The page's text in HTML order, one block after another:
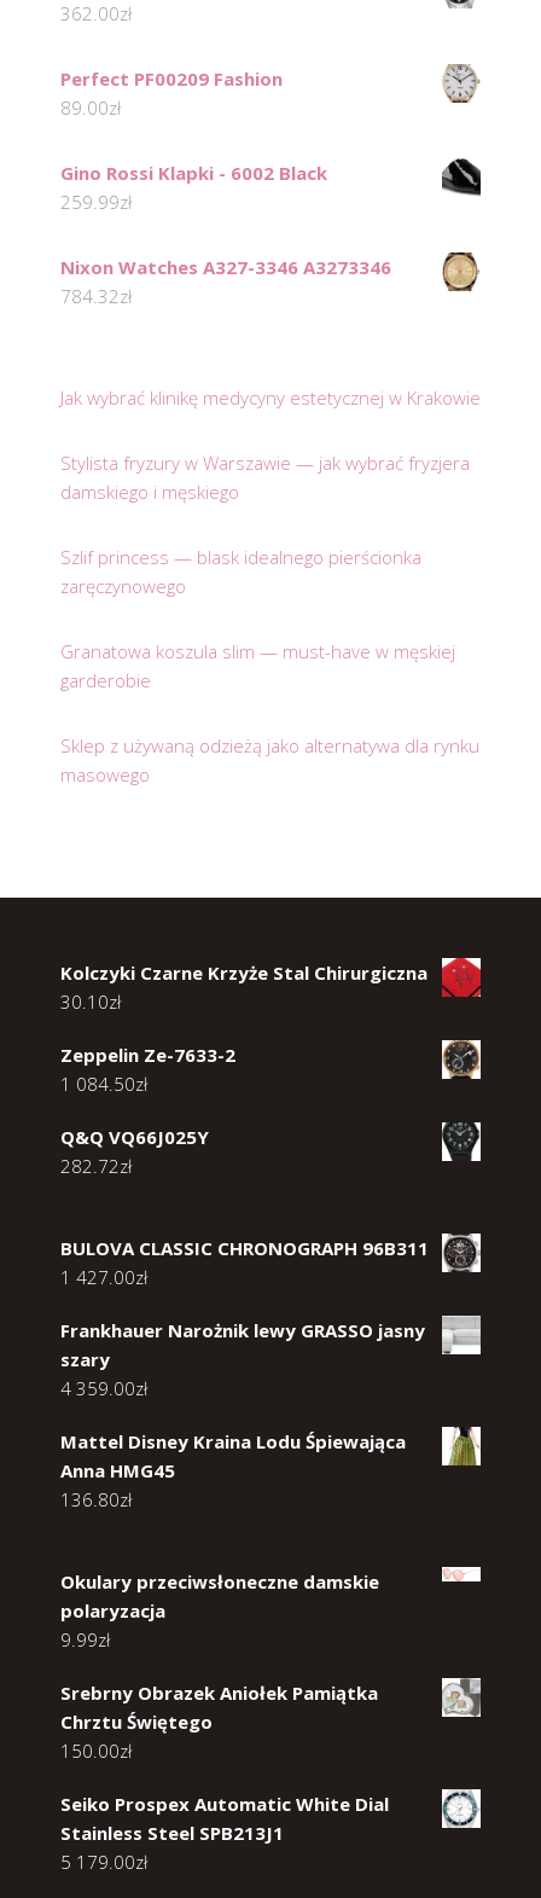
362.00zł
Perfect PF00209 Fashion
89.00zł
Gino Rossi Klapki - 6002 Black
259.99zł
Nixon Watches A327-3346 A3273346
784.32zł
Jak wybrać klinikę medycyny estetycznej w Krakowie
Stylista fryzury w Warszawie — jak wybrać fryzjera
damskiego i męskiego
Szlif princess — blask idealnego pierścionka
zaręczynowego
Granatowa koszula slim — must-have w męskiej
garderobie
Sklep z używaną odzieżą jako alternatywa dla rynku
masowego
Kolczyki Czarne Krzyże Stal Chirurgiczna
30.10zł
Zeppelin Ze-7633-2
1 084.50zł
Q&Q VQ66J025Y
282.72zł
BULOVA CLASSIC CHRONOGRAPH 96B311
1 427.00zł
Frankhauer Narożnik lewy GRASSO jasny
szary
4 359.00zł
Mattel Disney Kraina Lodu Śpiewająca
Anna HMG45
136.80zł
Okulary przeciwsłoneczne damskie
polaryzacja
9.99zł
Srebrny Obrazek Aniołek Pamiątka
Chrztu Świętego
150.00zł
Seiko Prospex Automatic White Dial
Stainless Steel SPB213J1
5 179.00zł